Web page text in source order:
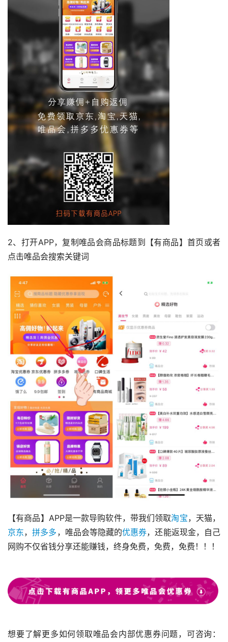
2、打开APP，复制唯品会商品标题到【有商品】首页或者
点击唯品会搜索关键词
【有商品】APP是一款导购软件，带我们领取淘宝，天猫，
京东，拼多多 ，唯品会等隐藏的优惠券，还能返现金，自己
网购不仅省钱分享还能赚钱，终身免费，免费，免费！！！
想要了解更多如何领取唯品会内部优惠券问题，可咨询：